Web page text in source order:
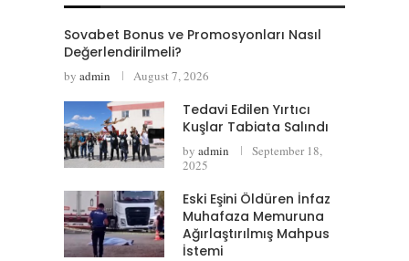
Sovabet Bonus ve Promosyonları Nasıl
Değerlendirilmeli?
by admin August 7, 2026
Tedavi Edilen Yırtıcı
Kuşlar Tabiata Salındı
by admin
September 18,
2025
Eski Eşini Öldüren İnfaz
Muhafaza Memuruna
Ağırlaştırılmış Mahpus
İstemi